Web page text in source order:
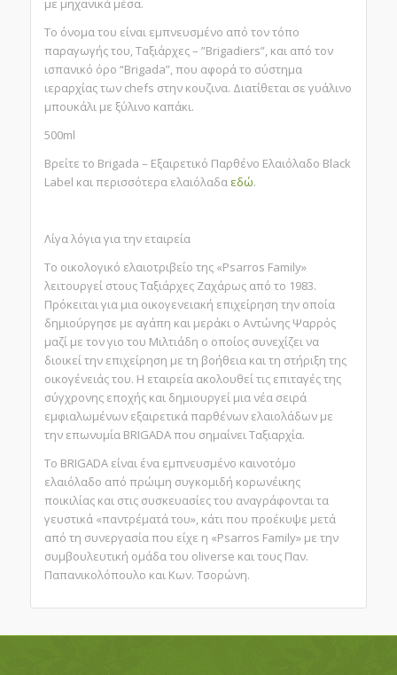
με μηχανικά μέσα.
Το όνομα του είναι εμπνευσμένο από τον τόπο
παραγωγής του, Ταξιάρχες – ”Brigadiers”, και από τον
ισπανικό όρο “Brigada”, που αφορά το σύστημα
ιεραρχίας των chefs στην κουζινα. Διατίθεται σε γυάλινο
μπουκάλι με ξύλινο καπάκι.
500ml
Βρείτε το Brigada – Εξαιρετικό Παρθένο Ελαιόλαδο Black
Label και περισσότερα ελαιόλαδα εδώ.
Λίγα λόγια για την εταιρεία
Το οικολογικό ελαιοτριβείο της «Psarros Family»
λειτουργεί στους Ταξιάρχες Ζαχάρως από το 1983.
Πρόκειται για μια οικογενειακή επιχείρηση την οποία
δημιούργησε με αγάπη και μεράκι ο Αντώνης Ψαρρός
μαζί με τον γιο του Μιλτιάδη ο οποίος συνεχίζει να
διοικεί την επιχείρηση με τη βοήθεια και τη στήριξη της
οικογένειάς του. Η εταιρεία ακολουθεί τις επιταγές της
σύγχρονης εποχής και δημιουργεί μια νέα σειρά
εμφιαλωμένων εξαιρετικά παρθένων ελαιολάδων με
την επωνυμία BRIGADA που σημαίνει Ταξιαρχία.
Το BRIGADA είναι ένα εμπνευσμένο καινοτόμο
ελαιόλαδο από πρώιμη συγκομιδή κορωνέικης
ποικιλίας και στις συσκευασίες του αναγράφονται τα
γευστικά «παντρέματά του», κάτι που προέκυψε μετά
από τη συνεργασία που είχε η «Psarros Family» με την
συμβουλευτική ομάδα του oliverse και τους Παν.
Παπανικολόπουλο και Κων. Τσορώνη.